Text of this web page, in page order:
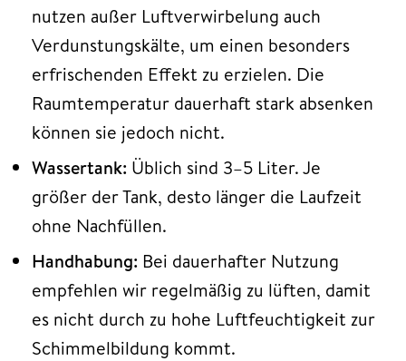
nutzen außer Luftverwirbelung auch
Verdunstungskälte, um einen besonders
erfrischenden Effekt zu erzielen. Die
Raumtemperatur dauerhaft stark absenken
können sie jedoch nicht.
Wassertank: Üblich sind 3–5 Liter. Je
größer der Tank, desto länger die Laufzeit
ohne Nachfüllen.
Handhabung: Bei dauerhafter Nutzung
empfehlen wir regelmäßig zu lüften, damit
es nicht durch zu hohe Luftfeuchtigkeit zur
Schimmelbildung kommt.